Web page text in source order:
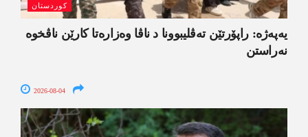
کوردستان
یەپەژە: راپۆرتێن تەڤلیبوونا د ناڤا وەزارەتا کارێن ناڤخوە
نەراستن
2026-08-04